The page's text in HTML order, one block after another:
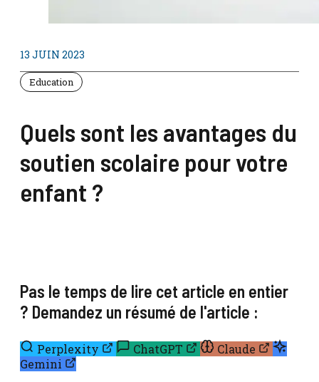
13 JUIN 2023
Education
Quels sont les avantages du
soutien scolaire pour votre
enfant ?
Pas le temps de lire cet article en entier
? Demandez un résumé de l'article :
Perplexity ChatGPT
Claude
Gemini